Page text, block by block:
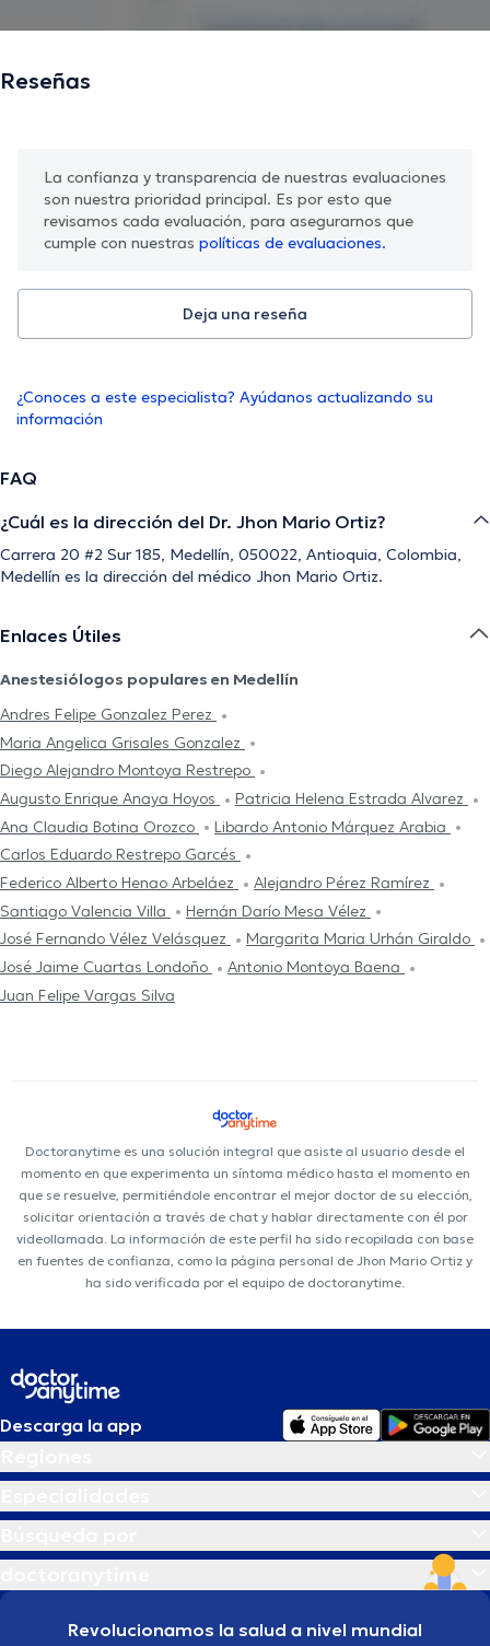
Reseñas
La confianza y transparencia de nuestras evaluaciones
son nuestra prioridad principal. Es por esto que
revisamos cada evaluación, para asegurarnos que
cumple con nuestras políticas de evaluaciones.
Deja una reseña
¿Conoces a este especialista? Ayúdanos actualizando su
información
FAQ
¿Cuál es la dirección del Dr. Jhon Mario Ortiz?
Carrera 20 #2 Sur 185, Medellín, 050022, Antioquia, Colombia,
Medellín es la dirección del médico Jhon Mario Ortiz.
Enlaces Útiles
Anestesiólogos populares en Medellín
Andres Felipe Gonzalez Perez
Maria Angelica Grisales Gonzalez
Diego Alejandro Montoya Restrepo
Augusto Enrique Anaya Hoyos
Patricia Helena Estrada Alvarez
Ana Claudia Botina Orozco
Libardo Antonio Márquez Arabia
Carlos Eduardo Restrepo Garcés
Federico Alberto Henao Arbeláez
Alejandro Pérez Ramírez
Santiago Valencia Villa
Hernán Darío Mesa Vélez
José Fernando Vélez Velásquez
Margarita Maria Urhán Giraldo
José Jaime Cuartas Londoño
Antonio Montoya Baena
Juan Felipe Vargas Silva
Doctoranytime es una solución integral que asiste al usuario desde el
momento en que experimenta un síntoma médico hasta el momento en
que se resuelve, permitiéndole encontrar el mejor doctor de su elección,
solicitar orientación a través de chat y hablar directamente con él por
videollamada. La información de este perfil ha sido recopilada con base
en fuentes de confianza, como la página personal de Jhon Mario Ortiz y
ha sido verificada por el equipo de doctoranytime.
Descarga la app
Revolucionamos la salud a nivel mundial